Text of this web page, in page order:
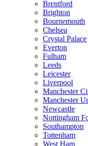
Brentford
Brighton
Bournemouth
Chelsea
Crystal Palace
Everton
Fulham
Leeds
Leicester
Liverpool
Manchester
Manchester
Newcastle
Nottingham
Southampton
Tottenham
West Ham